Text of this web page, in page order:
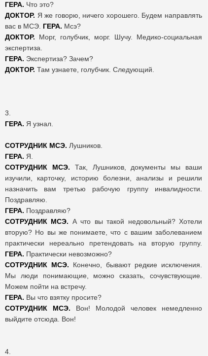
ГЕРА. Что это?
ДОКТОР. Я же говорю, ничего хорошего. Будем направлять
вас в МСЭ. ГЕРА. Мсэ?
ДОКТОР. Морг, голубчик, морг. Шучу. Медико-социальная
экспертиза.
ГЕРА. Экспертиза? Зачем?
ДОКТОР. Там узнаете, голубчик. Следующий.
3.
ГЕРА. Я узнал.
СОТРУДНИК МСЭ. Лушников.
ГЕРА. Я.
СОТРУДНИК МСЭ. Так, Лушников, документы мы ваши
изучили, карточку, историю болезни, анализы и решили
назначить вам третью рабочую группу инвалидности.
Поздравляю.
ГЕРА. Поздравляю?
СОТРУДНИК МСЭ. А что вы такой недовольный? Хотели
вторую? Но вы же понимаете, что с вашим заболеванием
практически нереально претендовать на вторую группу.
ГЕРА. Практически невозможно?
СОТРУДНИК МСЭ. Конечно, бывают редкие исключения.
Мы люди понимающие, можно сказать, сочувствующие.
Можем пойти на встречу.
ГЕРА. Вы что взятку просите?
СОТРУДНИК МСЭ. Вон! Молодой человек немедленно
выйдите отсюда. Вон!
4.